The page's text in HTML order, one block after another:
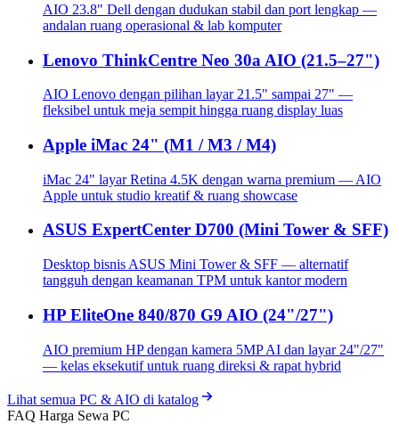
AIO 23.8" Dell dengan dudukan stabil dan port lengkap —
andalan ruang operasional & lab komputer
Lenovo ThinkCentre Neo 30a AIO (21.5–27")
AIO Lenovo dengan pilihan layar 21.5" sampai 27" —
fleksibel untuk meja sempit hingga ruang display luas
Apple iMac 24" (M1 / M3 / M4)
iMac 24" layar Retina 4.5K dengan warna premium — AIO
Apple untuk studio kreatif & ruang showcase
ASUS ExpertCenter D700 (Mini Tower & SFF)
Desktop bisnis ASUS Mini Tower & SFF — alternatif
tangguh dengan keamanan TPM untuk kantor modern
HP EliteOne 840/870 G9 AIO (24"/27")
AIO premium HP dengan kamera 5MP AI dan layar 24"/27"
— kelas eksekutif untuk ruang direksi & rapat hybrid
Lihat semua PC & AIO di katalog
FAQ Harga Sewa PC